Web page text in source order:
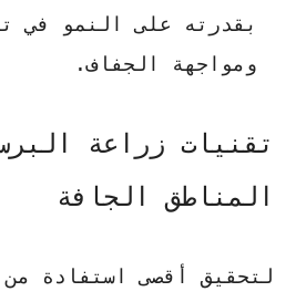
بقدرته على النمو في
ومواجهة الجفاف.
تقنيات زراعة
المناطق الجافة
لتحقيق أقصى استفادة